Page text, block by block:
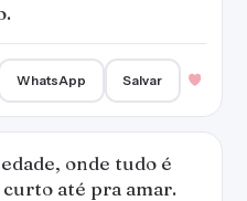
WhatsApp Salvar
onde tudo é
até pra amar.